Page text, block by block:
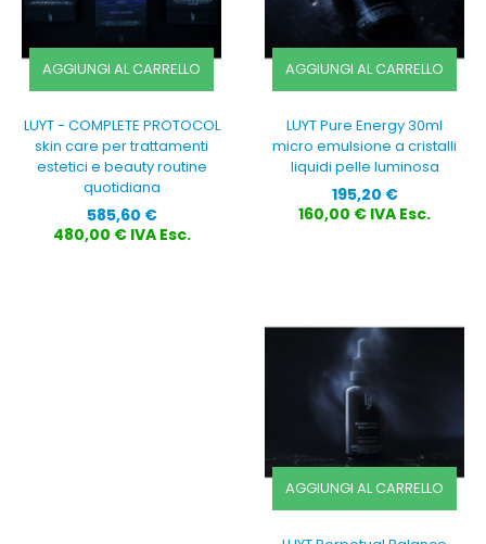
AGGIUNGI AL CARRELLO
LUYT - COMPLETE PROTOCOL
skin care per trattamenti
estetici e beauty routine
quotidiana
Prezzo
585,60 €
480,00 € IVA Esc.
AGGIUNGI AL CARRELLO
LUYT Pure Energy 30ml
micro emulsione a cristalli
liquidi pelle luminosa
Prezzo
195,20 €
160,00 € IVA Esc.
AGGIUNGI AL CARRELLO